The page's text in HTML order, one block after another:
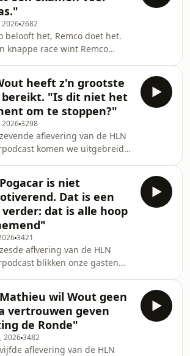
wedstrijd van Remco
daarnaast geven Stijn,
en Jonas nog eens een
van de beste momenten van
wielervoorjaar aan de
enkele leuke vragen
20262682
belooft het, Remco doet het.
knappe race wint Remco
naar waarde. Maar de blik
naar Luik-Bastenaken-
tot wat is Remco in staat
en Paul Seixas? Verder
onze koerskenners nog
spreekwoordelijke bloemetjes
Emiel Verstrynge en
Wiebes.See omnys
heeft z'n grootste
bereikt. "Is dit niet het
om te stoppen?"
20263298
aflevering van de HLN
komen we uitgebreid
eindelijk bereikt wat hij al
bereiken" klinkt het aan
"Is dit niet het moment om
Misschien is het beest
en wordt hij in september
listener for privacy
is niet
Dat is een
dat is alle hoop
3421
aflvering van de HLN
blikken onze gasten
van Vlaanderen. Oliver Naesen
het zelf mee en eindigde nog
knappe 13e plaats. Samen met
Avermaet, Stijn Vlaeminck,
Goethals en Jonas Decleer
wil Wout geen
vertrouwen geven
de Ronde"
20263482
aflevering van de HLN